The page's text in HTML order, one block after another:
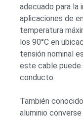
adecuado para la
aplicaciones de
temperatura
los 90°C en
tensión nominal
este cable puede
conducto.
También
aluminio